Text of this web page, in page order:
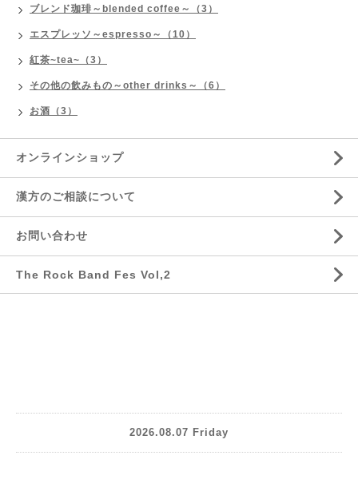
ブレンド珈琲～blended coffee～（3）
エスプレッソ～espresso～（10）
紅茶~tea~（3）
その他の飲みもの～other drinks～（6）
お酒（3）
オンラインショップ
漢方のご相談について
お問い合わせ
The Rock Band Fes Vol,2
2026.08.07 Friday